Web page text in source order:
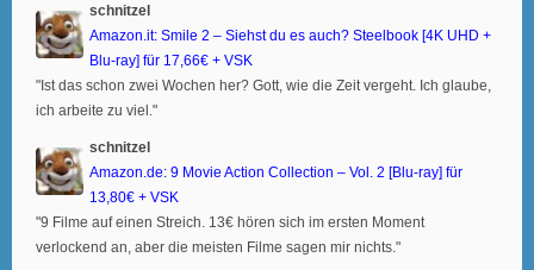
schnitzel
Amazon.it: Smile 2 – Siehst du es auch? Steelbook [4K UHD +
Blu-ray] für 17,66€ + VSK
"Ist das schon zwei Wochen her? Gott, wie die Zeit vergeht. Ich glaube,
ich arbeite zu viel."
schnitzel
Amazon.de: 9 Movie Action Collection – Vol. 2 [Blu-ray] für
13,80€ + VSK
"9 Filme auf einen Streich. 13€ hören sich im ersten Moment
verlockend an, aber die meisten Filme sagen mir nichts."